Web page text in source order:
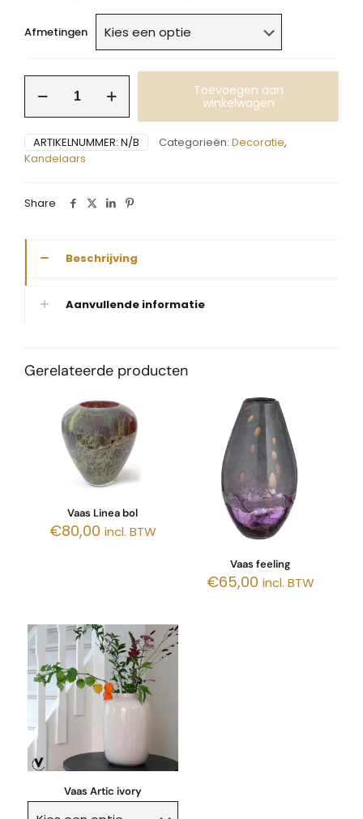
€25,00
Afmetingen
Sophia
hout
Toevoegen aan
winkelwagen
ARTIKELNUMMER: N/B Categorieën: Decoratie,
Kandelaars
Share
Beschrijving
Aanvullende informatie
Gerelateerde producten
Vaas Linea bol
€80,00 incl. BTW
Vaas feeling
€65,00 incl. BTW
Vaas Artic ivory